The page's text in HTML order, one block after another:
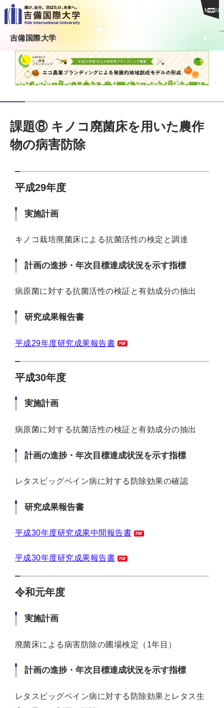
MENU
吉備国際大学
課題⑧ キノコ廃菌床を用いた農作
物の病害防除
平成29年度
実施計画
キノコ栽培廃菌床による抗菌活性の検定と調達
計画の進捗・年次目標達成状況を示す指標
病原菌に対する抗菌活性の検証と有効成分の抽出
研究成果報告書
平成29年度研究成果報告書
平成30年度
実施計画
病原菌に対する抗菌活性の検証と有効成分の抽出
計画の進捗・年次目標達成状況を示す指標
レタスビッグベイン病に対する防除効果の確認
研究成果報告書
平成30年度研究成果中間報告書
平成30年度研究成果報告書
令和元年度
実施計画
廃菌床による病害防除の圃場検定（1年目）
計画の進捗・年次目標達成状況を示す指標
レタスビッグベイン病に対する防除効果とレタス生